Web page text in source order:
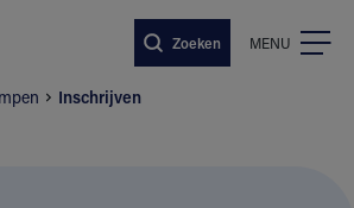
Zoeken MENU
Inschrijven